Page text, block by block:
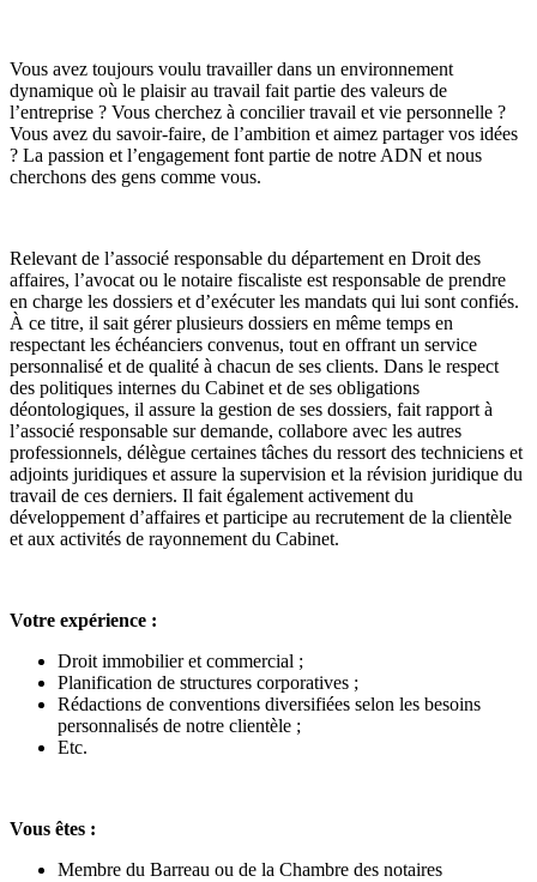
Vous avez toujours voulu travailler dans un environnement
dynamique où le plaisir au travail fait partie des valeurs de
l’entreprise ? Vous cherchez à concilier travail et vie personnelle ?
Vous avez du savoir-faire, de l’ambition et aimez partager vos idées
? La passion et l’engagement font partie de notre ADN et nous
cherchons des gens comme vous.
Relevant de l’associé responsable du département en Droit des
affaires, l’avocat ou le notaire fiscaliste est responsable de prendre
en charge les dossiers et d’exécuter les mandats qui lui sont confiés.
À ce titre, il sait gérer plusieurs dossiers en même temps en
respectant les échéanciers convenus, tout en offrant un service
personnalisé et de qualité à chacun de ses clients. Dans le respect
des politiques internes du Cabinet et de ses obligations
déontologiques, il assure la gestion de ses dossiers, fait rapport à
l’associé responsable sur demande, collabore avec les autres
professionnels, délègue certaines tâches du ressort des techniciens et
adjoints juridiques et assure la supervision et la révision juridique du
travail de ces derniers. Il fait également activement du
développement d’affaires et participe au recrutement de la clientèle
et aux activités de rayonnement du Cabinet.
Votre expérience :
Droit immobilier et commercial ;
Planification de structures corporatives ;
Rédactions de conventions diversifiées selon les besoins
personnalisés de notre clientèle ;
Etc.
Vous êtes :
Membre du Barreau ou de la Chambre des notaires